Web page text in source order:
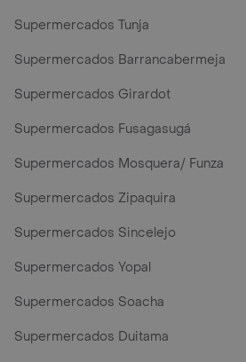
Supermercados Tunja
Supermercados Barrancabermeja
Supermercados Girardot
Supermercados Fusagasugá
Supermercados Mosquera/ Funza
Supermercados Zipaquira
Supermercados Sincelejo
Supermercados Yopal
Supermercados Soacha
Supermercados Duitama